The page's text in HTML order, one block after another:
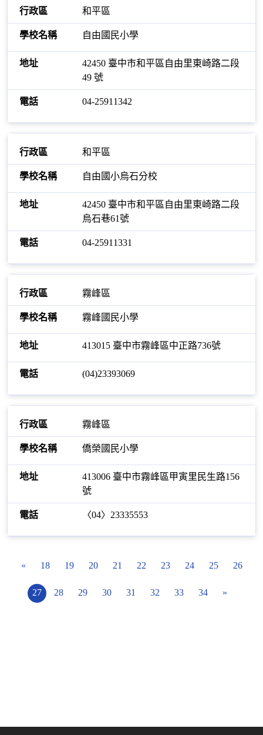
和平區
自由國民小學
42450 臺中市和平區自由里東崎路二段
49 號
04-25911342
和平區
自由國小烏石分校
42450 臺中市和平區自由里東崎路二段
烏石巷61號
04-25911331
霧峰區
霧峰國民小學
413015 臺中市霧峰區中正路736號
(04)23393069
霧峰區
僑榮國民小學
413006 臺中市霧峰區甲寅里民生路156
號
〈04〉23335553
« 18 19 20 21 22 23 24 25 26
27 28 29 30 31 32 33 34 »